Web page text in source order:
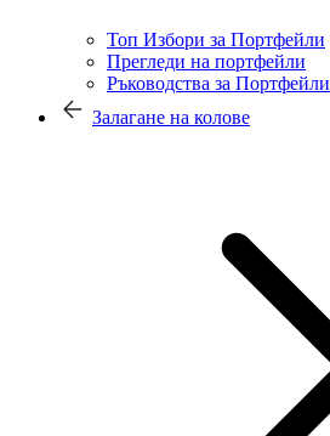
Топ Избори за Портфейли
Прегледи на портфейли
Ръководства за Портфейли
Залагане на колове